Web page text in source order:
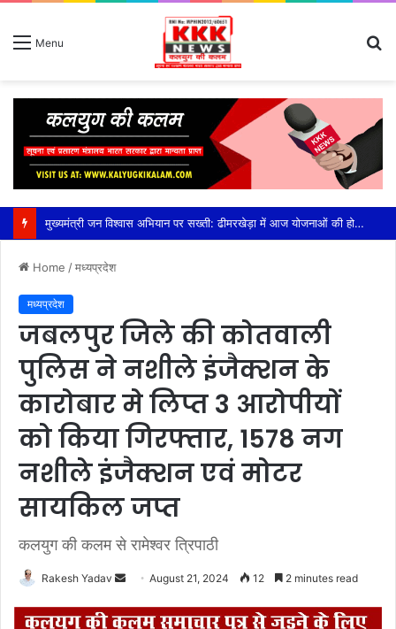
Menu
मुख्यमंत्री जन विश्वास अभियान पर सख्ती: ढीमरखेड़ा में आज योजनाओं की होगी बड़ी समीक्षा, लापरवाही पर रहेगा फोकस,सीईओ युजवेंद्र कोरी की अध्यक्षता में होगी अहम बैठक, सीएम हेल्पलाइन, पीएम आवास, संबल योजना और लंबित विकास कार्यों की होगी विस्तृत समीक्षा
Home /मध्यप्रदेश
मध्यप्रदेश
जबलपुर जिले की कोतवाली
पुलिस ने नशीले इंजैक्शन के
कारोबार मे लिप्त 3 आरोपीयों
को किया गिरफ्तार, 1578 नग
नशीले इंजैक्शन एवं मोटर
सायकिल जप्त
कलयुग की कलम से रामेश्वर त्रिपाठी
Rakesh Yadav
n
August 21, 2024 12 2 minutes read